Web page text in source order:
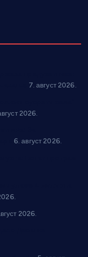
7. август 2026.
2026.
6. август 2026.
2026.